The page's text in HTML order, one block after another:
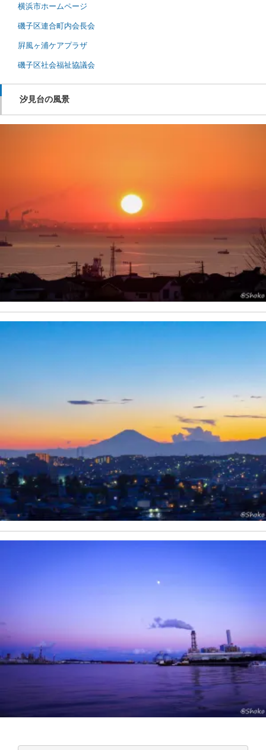
横浜市ホームページ
磯子区連合町内会長会
屛風ヶ浦ケアプラザ
磯子区社会福祉協議会
汐見台の風景